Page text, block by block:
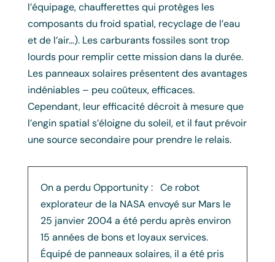
l’équipage, chaufferettes qui protèges les
composants du froid spatial, recyclage de l’eau
et de l’air…). Les carburants fossiles sont trop
lourds pour remplir cette mission dans la durée.
Les panneaux solaires présentent des avantages
indéniables – peu coûteux, efficaces.
Cependant, leur efficacité décroit à mesure que
l’engin spatial s’éloigne du soleil, et il faut prévoir
une source secondaire pour prendre le relais.
On a perdu Opportunity : Ce robot
explorateur de la NASA envoyé sur Mars le
25 janvier 2004 a été perdu après environ
15 années de bons et loyaux services.
Équipé de panneaux solaires, il a été pris